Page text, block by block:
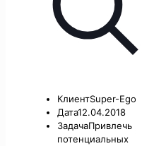
КлиентSuper-Ego
Дата12.04.2018
ЗадачаПривлечь
потенциальных